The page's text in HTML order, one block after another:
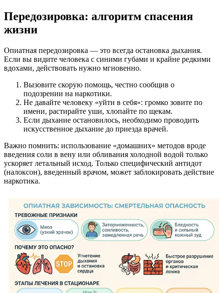
Передозировка: алгоритм спасения
жизни
Опиатная передозировка — это всегда остановка дыхания.
Если вы видите человека с синими губами и крайне редкими
вдохами, действовать нужно мгновенно.
Вызовите скорую помощь, честно сообщив о
подозрении на наркотики.
Не давайте человеку «уйти в себя»: громко зовите по
имени, растирайте уши, хлопайте по щекам.
Если дыхание остановилось, необходимо проводить
искусственное дыхание до приезда врачей.
Важно помнить: использование «домашних» методов вроде
введения соли в вену или обливания холодной водой только
ускоряет летальный исход. Только специфический антидот
(налоксон), введенный врачом, может заблокировать действие
наркотика.